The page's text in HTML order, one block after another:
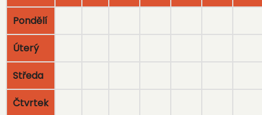
Pondělí
Úterý
Středa
Čtvrtek